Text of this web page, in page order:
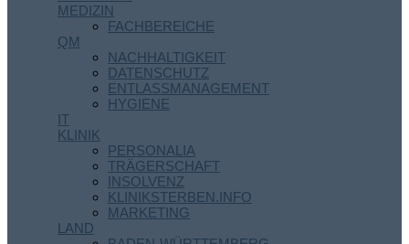
MEDIZIN
FACHBEREICHE
QM
NACHHALTIGKEIT
DATENSCHUTZ
ENTLASSMANAGEMENT
HYGIENE
IT
KLINIK
PERSONALIA
TRÄGERSCHAFT
INSOLVENZ
KLINIKSTERBEN.INFO
MARKETING
LAND